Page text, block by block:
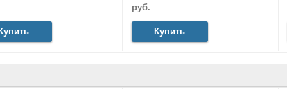
Купить
руб.
Купить